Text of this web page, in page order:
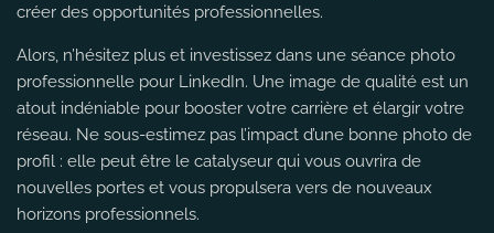
créer des opportunités professionnelles.
Alors, n’hésitez plus et investissez dans une séance photo
professionnelle pour LinkedIn. Une image de qualité est un
atout indéniable pour booster votre carrière et élargir votre
réseau. Ne sous-estimez pas l’impact d’une bonne photo de
profil : elle peut être le catalyseur qui vous ouvrira de
nouvelles portes et vous propulsera vers de nouveaux
horizons professionnels.